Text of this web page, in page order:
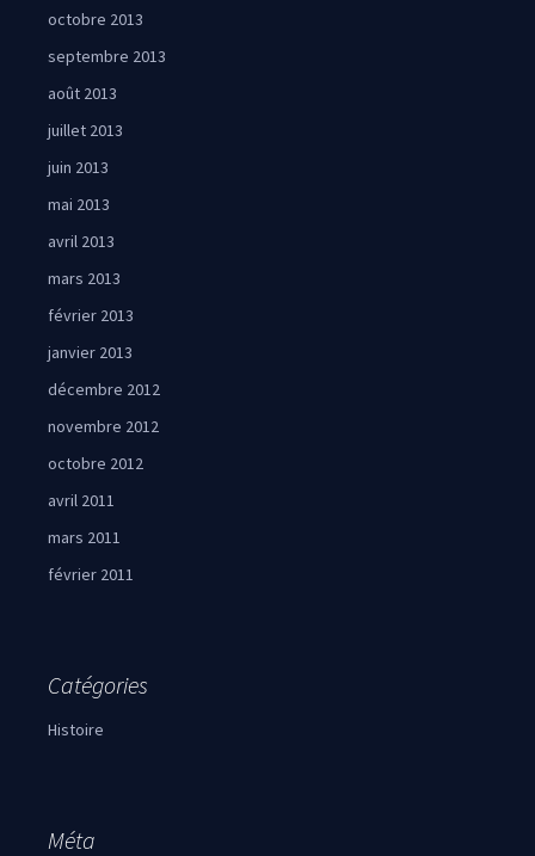
octobre 2013
septembre 2013
août 2013
juillet 2013
juin 2013
mai 2013
avril 2013
mars 2013
février 2013
janvier 2013
décembre 2012
novembre 2012
octobre 2012
avril 2011
mars 2011
février 2011
Catégories
Histoire
Méta